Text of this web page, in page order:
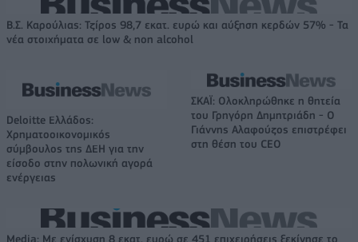
Β.Σ. Καρούλιας: Τζίρος 98,7 εκατ. ευρώ και αύξηση κερδών 57% - Τα
νέα στοιχήματα σε low & non alcohol
Deloitte Ελλάδος:
Χρηματοοικονομικός
σύμβουλος της ΔΕΗ για την
είσοδο στην πολωνική αγορά
ενέργειας
ΣΚΑΪ: Ολοκληρώθηκε η θητεία
του Γρηγόρη Δημητριάδη - Ο
Γιάννης Αλαφούζος επιστρέφει
στη θέση του CEO
Media: Με ενίσχυση 8 εκατ. ευρώ σε 451 επιχειρήσεις ξεκίνησε το